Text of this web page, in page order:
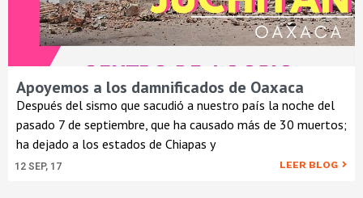
Apoyemos a los damnificados de Oaxaca
12 SEP, 17
Después del sismo que sacudió a nuestro país la noche del
pasado 7 de septiembre, que ha causado más de 30 muertos;
ha dejado a los estados de Chiapas y
LEER BLOG